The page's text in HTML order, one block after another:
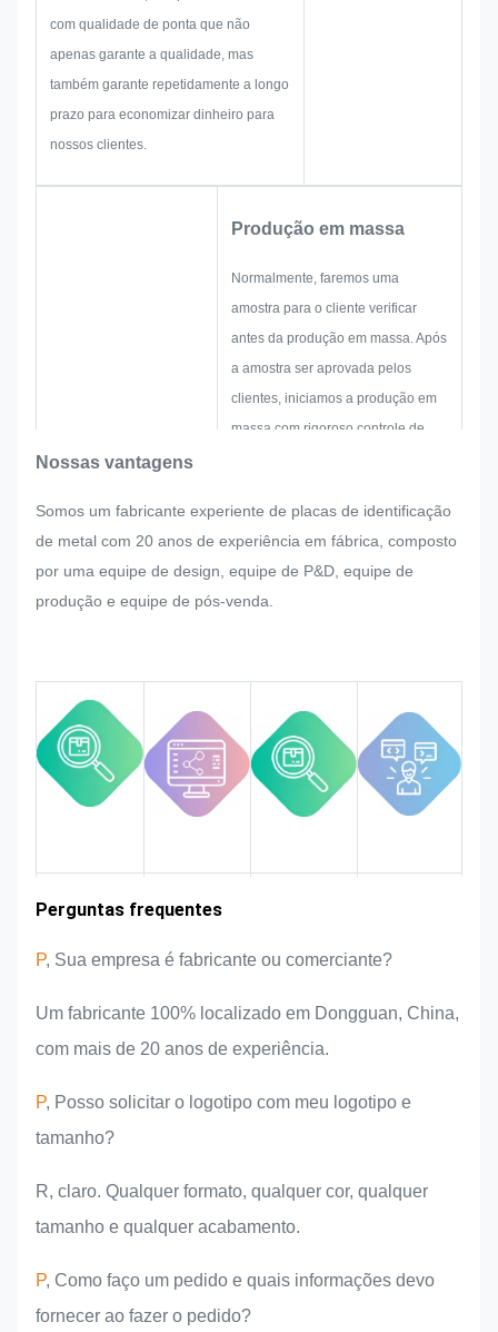
com qualidade de ponta que não
apenas garante a qualidade, mas
também garante repetidamente a longo
prazo para economizar dinheiro para
nossos clientes.
Produção em massa
Normalmente, faremos uma
amostra para o cliente verificar
antes da produção em massa. Após
a amostra ser aprovada pelos
clientes, iniciamos a produção em
massa com rigoroso controle de
pelo cliente repentinamente na
produção em massa da placa de
identificação, adesivo de metal,
etiqueta de metal e etiqueta,
qualidade em todo o processo
garantindo que cumpre os
rigorosos requisitos de qualidade.
Nossas vantagens
Somos um fabricante experiente de placas de identificação
de metal com 20 anos de experiência em fábrica, composto
por uma equipe de design, equipe de P&D, equipe de
produção e equipe de pós-venda.
Experiência na
Área de
Perguntas frequentes
P, Sua empresa é fabricante ou comerciante?
Um fabricante 100% localizado em Dongguan, China,
com mais de 20 anos de experiência.
P, Posso solicitar o logotipo com meu logotipo e
tamanho?
R, claro. Qualquer formato, qualquer cor, qualquer
tamanho e qualquer acabamento.
P, Como faço um pedido e quais informações devo
fornecer ao fazer o pedido?